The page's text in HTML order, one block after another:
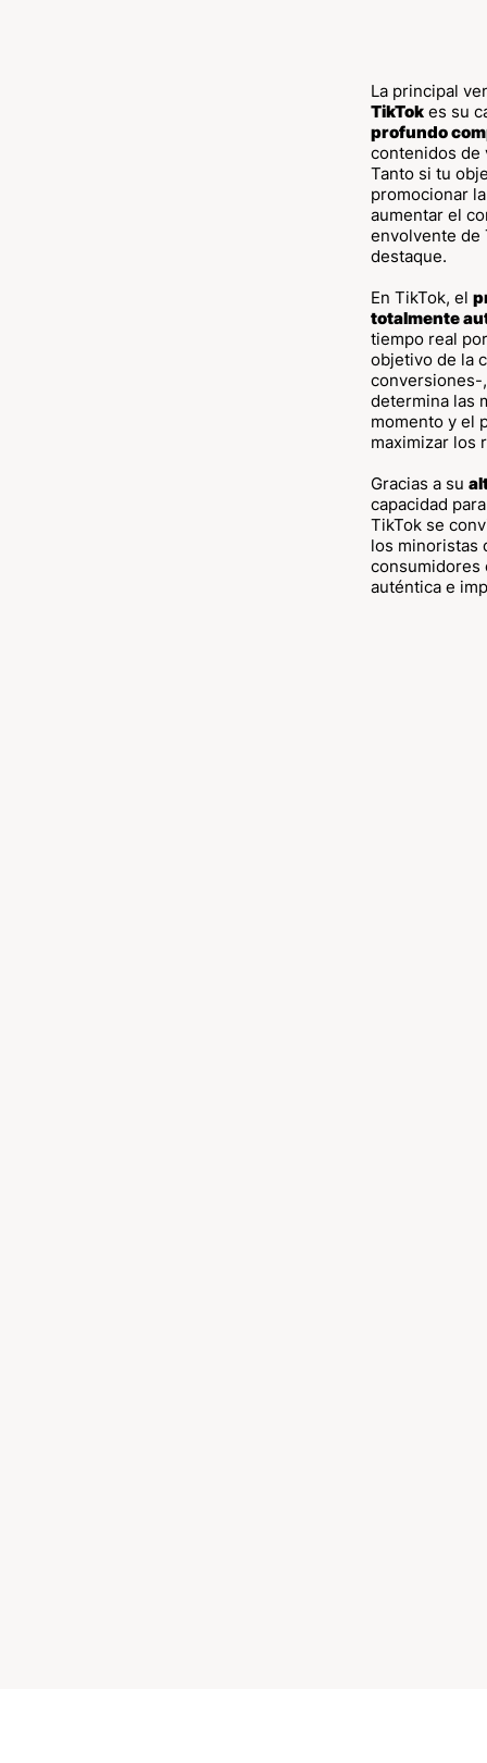
La principal
TikTok es su
profundo
contenidos de
Tanto si tu
promocionar
aumentar el
envolvente de
destaque.
En TikTok, el
totalmente
tiempo real
objetivo de la
conversiones-
determina las
momento y el
maximizar los
Gracias a su
capacidad
TikTok se
los minoristas
consumidores
auténtica e